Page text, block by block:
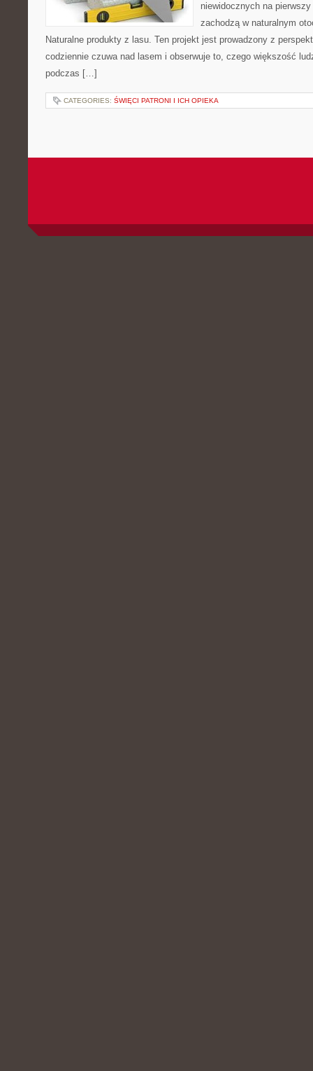
niewidocznych na
zachodzą w naturalnym
Naturalne produkty z lasu. Ten projekt jest prowadzony z
codziennie czuwa nad lasem i obserwuje to, czego większość
podczas […]
CATEGORIES: ŚWIĘCI PATRONI I ICH OPIEKA